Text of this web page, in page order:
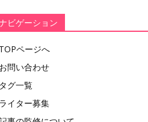
ビゲーション
TOPページへ
お問い合わせ
タグ一覧
ライター募集